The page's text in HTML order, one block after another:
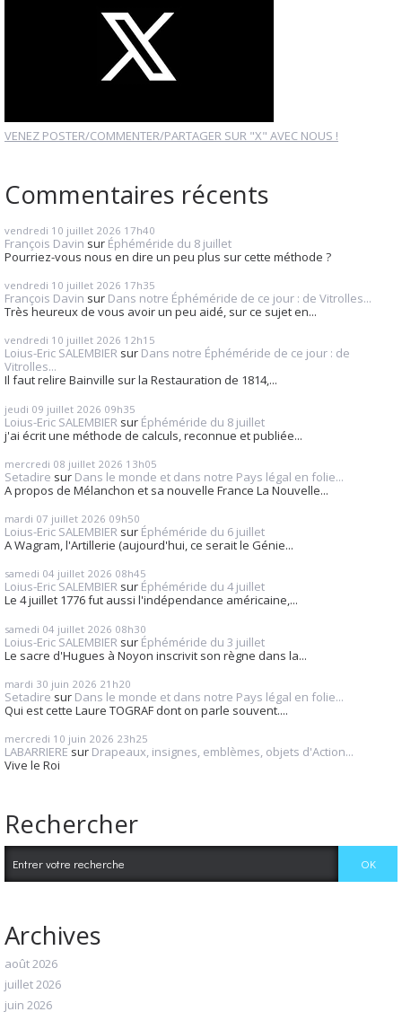
VENEZ POSTER/COMMENTER/PARTAGER SUR "X" AVEC NOUS !
Commentaires récents
vendredi 10 juillet 2026 17h40
François Davin sur Éphéméride du 8 juillet
Pourriez-vous nous en dire un peu plus sur cette méthode ?
vendredi 10 juillet 2026 17h35
François Davin sur Dans notre Éphéméride de ce jour : de Vitrolles...
Très heureux de vous avoir un peu aidé, sur ce sujet en...
vendredi 10 juillet 2026 12h15
Loius-Eric SALEMBIER sur Dans notre Éphéméride de ce jour : de
Vitrolles...
Il faut relire Bainville sur la Restauration de 1814,...
jeudi 09 juillet 2026 09h35
Loius-Eric SALEMBIER sur Éphéméride du 8 juillet
j'ai écrit une méthode de calculs, reconnue et publiée...
mercredi 08 juillet 2026 13h05
Setadire sur Dans le monde et dans notre Pays légal en folie...
A propos de Mélanchon et sa nouvelle France La Nouvelle...
mardi 07 juillet 2026 09h50
Loius-Eric SALEMBIER sur Éphéméride du 6 juillet
A Wagram, l'Artillerie (aujourd'hui, ce serait le Génie...
samedi 04 juillet 2026 08h45
Loius-Eric SALEMBIER sur Éphéméride du 4 juillet
Le 4 juillet 1776 fut aussi l'indépendance américaine,...
samedi 04 juillet 2026 08h30
Loius-Eric SALEMBIER sur Éphéméride du 3 juillet
Le sacre d'Hugues à Noyon inscrivit son règne dans la...
mardi 30 juin 2026 21h20
Setadire sur Dans le monde et dans notre Pays légal en folie...
Qui est cette Laure TOGRAF dont on parle souvent....
mercredi 10 juin 2026 23h25
LABARRIERE sur Drapeaux, insignes, emblèmes, objets d'Action...
Vive le Roi
Rechercher
Archives
août 2026
juillet 2026
juin 2026